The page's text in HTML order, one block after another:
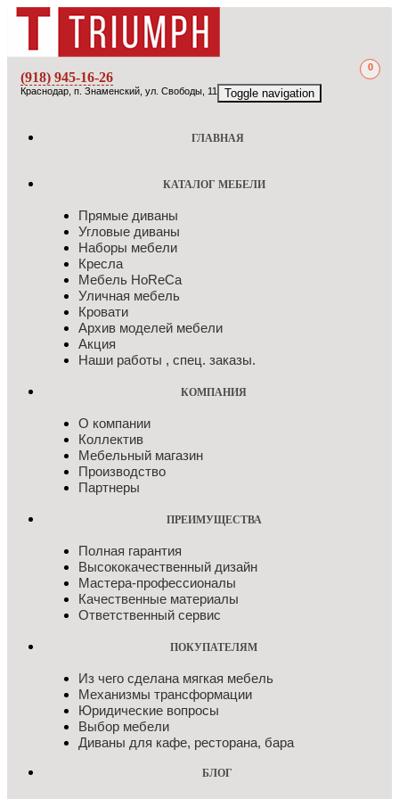
0
(918) 945-16-26
Краснодар, п. Знаменский, ул. Свободы, 11 Toggle navigation
ГЛАВНАЯ
КАТАЛОГ МЕБЕЛИ
Прямые диваны
Угловые диваны
Наборы мебели
Кресла
Мебель HоRеCа
Уличная мебель
Кровати
Архив моделей мебели
Акция
Наши работы , спец. заказы.
КОМПАНИЯ
О компании
Коллектив
Мебельный магазин
Производство
Партнеры
ПРЕИМУЩЕСТВА
Полная гарантия
Высококачественный дизайн
Мастера-профессионалы
Качественные материалы
Ответственный сервис
ПОКУПАТЕЛЯМ
Из чего сделана мягкая мебель
Механизмы трансформации
Юридические вопросы
Выбор мебели
Диваны для кафе, ресторана, бара
БЛОГ